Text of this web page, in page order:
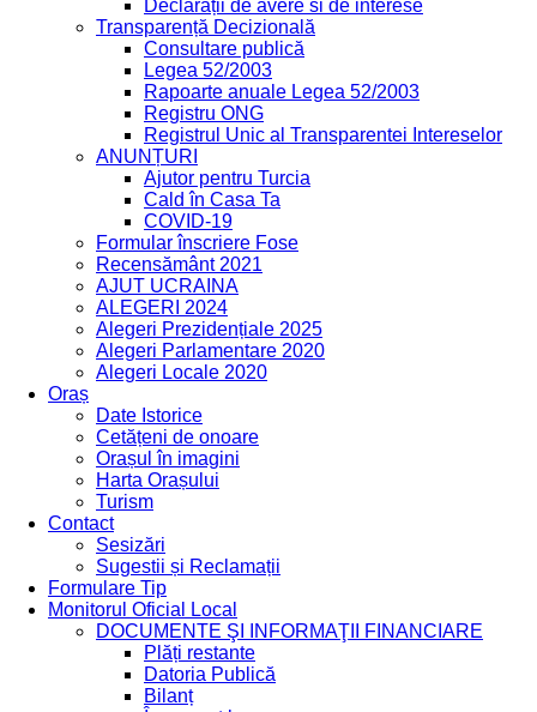
Declarații de avere si de interese
Transparență Decizională
Consultare publică
Legea 52/2003
Rapoarte anuale Legea 52/2003
Registru ONG
Registrul Unic al Transparentei Intereselor
ANUNȚURI
Ajutor pentru Turcia
Cald în Casa Ta
COVID-19
Formular înscriere Fose
Recensământ 2021
AJUT UCRAINA
ALEGERI 2024
Alegeri Prezidențiale 2025
Alegeri Parlamentare 2020
Alegeri Locale 2020
Oraș
Date Istorice
Cetățeni de onoare
Orașul în imagini
Harta Orașului
Turism
Contact
Sesizări
Sugestii și Reclamații
Formulare Tip
Monitorul Oficial Local
DOCUMENTE ŞI INFORMAŢII FINANCIARE
Plăți restante
Datoria Publică
Bilanț